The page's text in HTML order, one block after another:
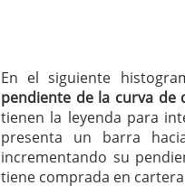
En el siguiente
pendiente de la curva de
tienen la leyenda para
presenta un barra
incrementando su
tiene comprada en